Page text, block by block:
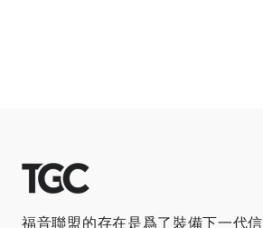
福音聯盟的存在是爲了裝備下一代